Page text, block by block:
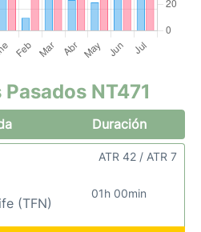
NT471
Duración
(TFN)
01h 00min
ATR 42 / ATR 7